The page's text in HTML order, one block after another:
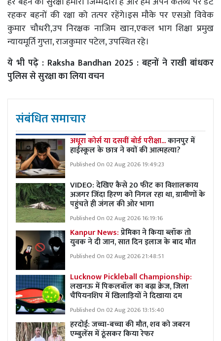
रहकर बहनों की रक्षा को तत्पर रहेंगे।इस मौके पर एसओ विवेक
कुमार चौधरी,उप निरक्षक नाजिम खान,एकल भाग शिक्षा प्रमुख
न्यायमूर्ति गुप्ता, राजकुमार पटेल, उपस्थित रहे।
ये भी पढ़े : Raksha Bandhan 2025 : बहनों ने राखी बांधकर
पुलिस से सुरक्षा का लिया वचन
संबंधित समाचार
अधूरा कोर्स या दसवीं बोर्ड परीक्षा...कानपुर में
हाईस्कूल के छात्र ने क्यों की आत्महत्या?
Published On 02 Aug 2026 19:49:23
VIDEO: देखिए कैसे 20 फीट का विशालकाय
अजगर जिंदा हिरण को निगल रहा था, ग्रामीणों के
पहुंचते ही जंगल की ओर भागा
Published On 02 Aug 2026 16:19:16
Kanpur News:प्रेमिका ने किया ब्लॉक तो
युवक ने दी जान, सात दिन इलाज के बाद मौत
Published On 02 Aug 2026 21:48:51
Lucknow Pickleball Championship:
लखनऊ में पिकलबॉल का बढ़ा क्रेज, जिला
चैंपियनशिप में खिलाड़ियों ने दिखाया दम
Published On 02 Aug 2026 13:15:40
हरदोई: जच्चा-बच्चा की मौत, शव को जबरन
एम्बुलेंस में ठूंसकर किया रेफर